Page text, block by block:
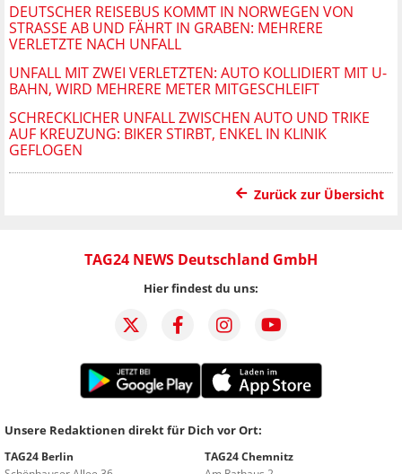
DEUTSCHER REISEBUS KOMMT IN NORWEGEN VON
STRASSE AB UND FÄHRT IN GRABEN: MEHRERE V
ERLETZTE NACH UNFALL
UNFALL MIT ZWEI VERLETZTEN: AUTO KOLLIDIERT MIT U-
BAHN, WIRD MEHRERE METER MITGESCHLEIFT
SCHRECKLICHER UNFALL ZWISCHEN AUTO UND TRIKE
AUF KREUZUNG: BIKER STIRBT, ENKEL IN KLINIK
GEFLOGEN
Zurück zur Übersicht
TAG24 NEWS Deutschland GmbH
Hier findest du uns:
Unsere Redaktionen direkt für Dich vor Ort:
TAG24 Berlin
TAG24 Chemnitz